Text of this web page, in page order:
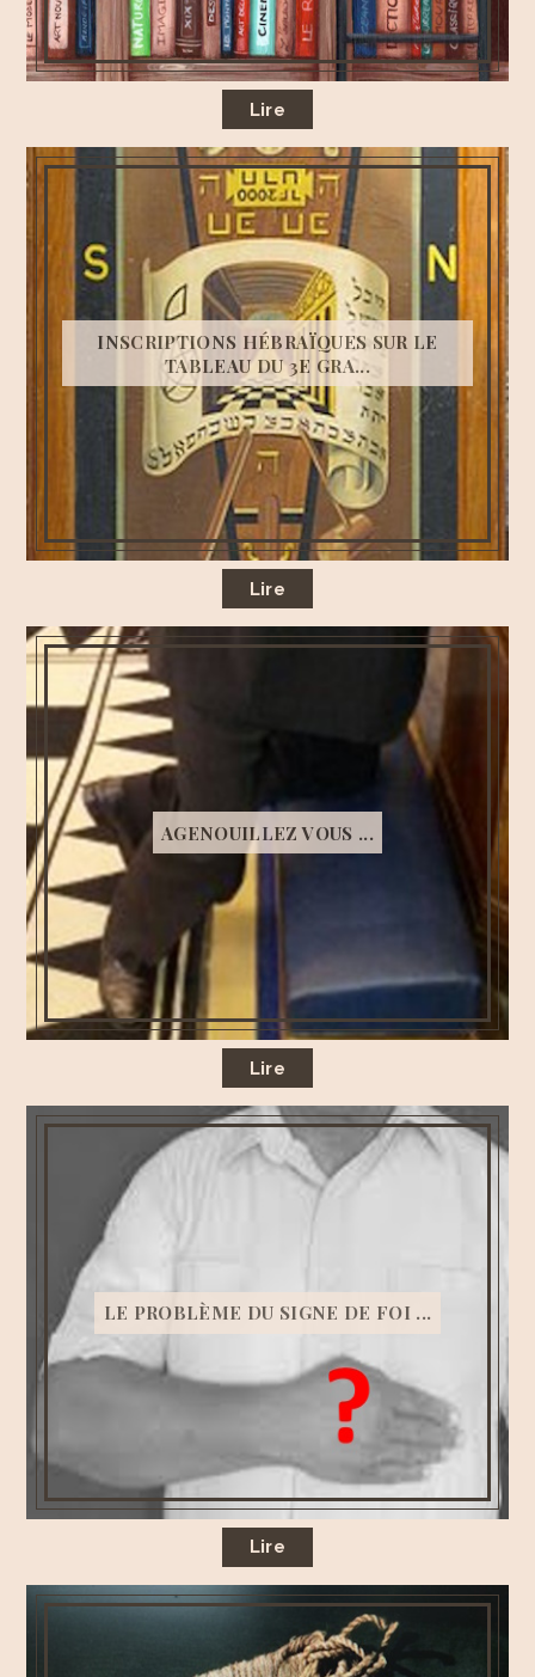
Lire
INSCRIPTIONS HÉBRAÏQUES SUR LE
TABLEAU DU 3E GRA...
Lire
AGENOUILLEZ VOUS ...
Lire
LE PROBLÈME DU SIGNE DE FOI ...
Lire